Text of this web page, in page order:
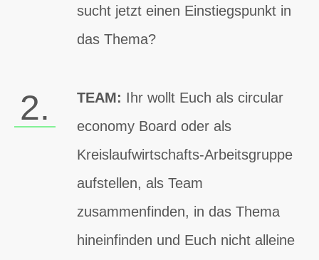
sucht jetzt einen Einstiegspunkt in
das Thema?
2. TEAM: Ihr wollt Euch als circular
economy Board oder als
Kreislaufwirtschafts-Arbeitsgruppe
aufstellen, als Team
zusammenfinden, in das Thema
hineinfinden und Euch nicht alleine